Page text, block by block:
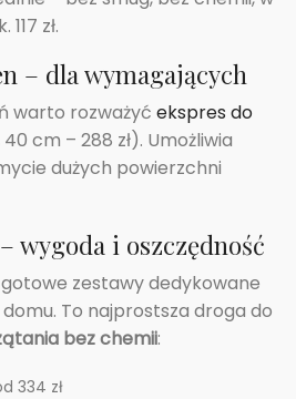
zł.
– dla wymagających
warto rozważyć ekspres do
40 cm – 288 zł). Umożliwia
dużych powierzchni
wygoda i oszczędność
zestawy dedykowane
To najprostsza droga do
bez chemii:
334 zł